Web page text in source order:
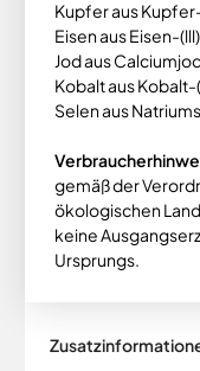
Kupfer aus
Eisen aus Eisen-
Jod aus
Kobalt aus
Selen aus
gemäß der
ökologischen
keine
Ursprungs.